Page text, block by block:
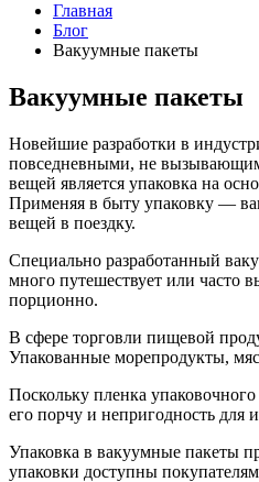
Главная
Блог
Вакуумные пакеты
Вакуумные пакеты
Новейшие разработки в
повседневными, не
вещей является упаковка на
Применяя в быту упаковку —
вещей в поездку.
Специально разработанный
много путешествует или часто
порционно.
В сфере торговли пищевой
Упакованные морепродукты,
Поскольку пленка
его порчу и непригодность для
Упаковка в вакуумные пакеты
упаковки доступны